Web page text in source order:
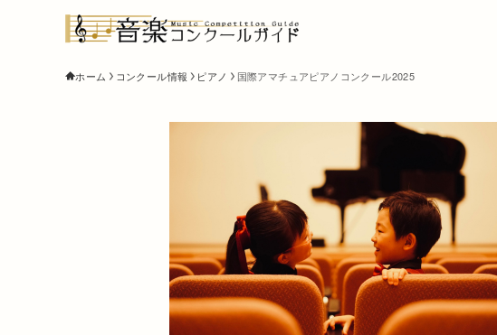
ホーム コンクール情報 ピアノ 国際アマチュアピアノコンクール2025